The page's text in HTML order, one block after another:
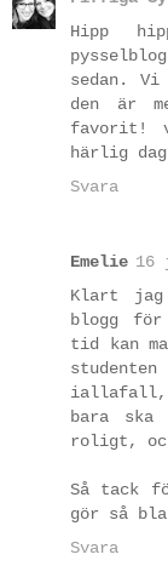
Hipp
sedan.
den är
favorit!
härlig
Svara
Emelie 16
Klart jag
blogg
tid kan
iallafall,
bara
roligt,
Så tack
gör så
Svara